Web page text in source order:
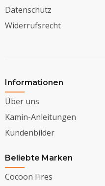
Datenschutz
Widerrufsrecht
Informationen
Über uns
Kamin-Anleitungen
Kundenbilder
Beliebte Marken
Cocoon Fires